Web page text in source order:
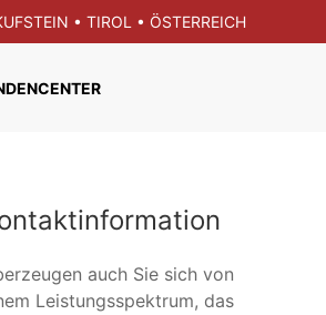
• TIROL • ÖSTERREICH
auch Sie sich von
Leistungsspektrum, das